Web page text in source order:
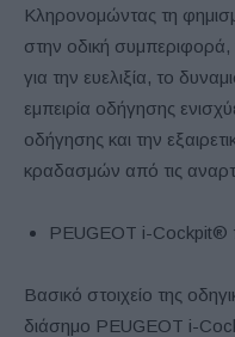
Κληρονομώντας τη
στην οδική
για την ευελιξία, το
εμπειρία οδήγησης
οδήγησης και την
κραδασμών από τις
PEUGEOT i-Cockpit®
Βασικό στοιχείο της
διάσημο PEUGEOT i-